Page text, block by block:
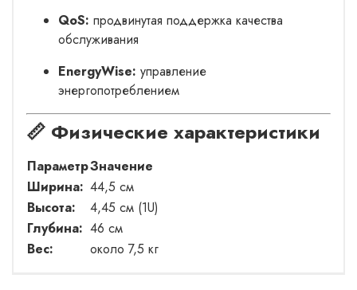
QoS: продвинутая поддержка качества
обслуживания
EnergyWise: управление
энергопотреблением
📏 Физические характеристики
ПараметрЗначение
Ширина: 44,5 см
Высота:
4,45 см (1U)
Глубина: 46 см
Вес:
около 7,5 кг